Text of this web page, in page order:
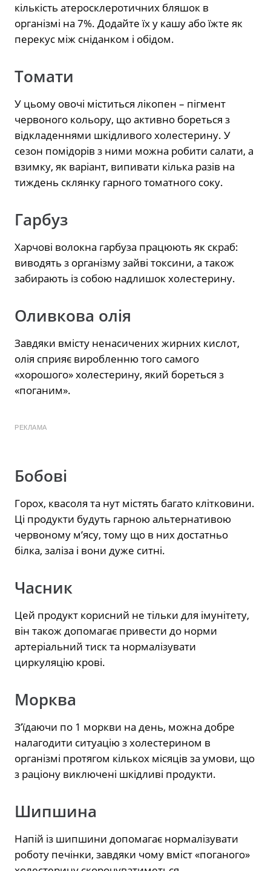
кількість атеросклеротичних бляшок в
організмі на 7%. Додайте їх у кашу або їжте як
перекус між сніданком і обідом.
Томати
У цьому овочі міститься лікопен – пігмент
червоного кольору, що активно бореться з
відкладеннями шкідливого холестерину. У
сезон помідорів з ними можна робити салати, а
взимку, як варіант, випивати кілька разів на
тиждень склянку гарного томатного соку.
Гарбуз
Харчові волокна гарбуза працюють як скраб:
виводять з організму зайві токсини, а також
забирають із собою надлишок холестерину.
Оливкова олія
Завдяки вмісту ненасичених жирних кислот,
олія сприяє виробленню того самого
«хорошого» холестерину, який бореться з
«поганим».
РЕКЛАМА
Бобові
Горох, квасоля та нут містять багато клітковини.
Ці продукти будуть гарною альтернативою
червоному м’ясу, тому що в них достатньо
білка, заліза і вони дуже ситні.
Часник
Цей продукт корисний не тільки для імунітету,
він також допомагає привести до норми
артеріальний тиск та нормалізувати
циркуляцію крові.
Морква
З’їдаючи по 1 моркви на день, можна добре
налагодити ситуацію з холестерином в
організмі протягом кількох місяців за умови, що
з раціону виключені шкідливі продукти.
Шипшина
Напій із шипшини допомагає нормалізувати
роботу печінки, завдяки чому вміст «поганого»